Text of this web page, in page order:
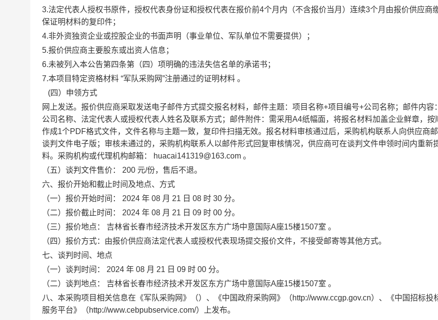
3.法定代表人授权书原件，授权代表身份证和授权代表在报价前4个月内（不含报价当月）连续3个月由报价供应商
保证明材料的复印件；
4.非外资独资企业或控股企业的书面声明 （事业单位、军队单位不需要提供）
；
5.报价供应商主要股东或出资人信息 ；
6.未被列入本公告第四条第（四）项明确的违法失信名单的承诺书 ；
7.本项目特定资格材料 “军队采购网”注册通过的证明材料 。
(四）申领方式
网上发送。报价供应商采取发送电子邮件方式提交报名材料，邮件主题：项目名称+项目编号+公司名称；邮件内容
公司名称、法定代表人或授权代表人姓名及联系方式； 邮件附件：需采用A4纸幅面，将报名材料加盖企业鲜章，按
作成1个PDF格式文件，文件名称与主题一致，复印件扫描无效。报名材料审核通过后，采购机构联系人向供应商
谈判文件电子版；审核未通过的，采购机构联系人以邮件形式回复审核情况，供应商可在谈判文件申领时间内重新
料。采购机构或代理机构邮箱： huacai141319@163.com 。
（五） 谈判 文件售价： 200 元/份，售后不退。
六、报价开始和截止时间及地点、方式
（一）报价开始时间： 2024 年 08 月 21 日 08 时 30 分。
（二）报价截止时间： 2024 年 08 月 21 日 09 时 00 分。
（三）报价地点： 吉林省长春市经济技术开发区东方广场中意国际A座15楼1507室 。
（四）报价方式：由报价供应商法定代表人或授权代表现场提交报价文件，不接受邮寄等其他方式。
七、谈判时间、地点
（一）谈判时间：
2024 年 08 月 21 日 09 时 00 分。
（二）谈判地点：
吉林省长春市经济技术开发区东方广场中意国际A座15楼1507室 。
八、 本采购项目相关信息在《军队采购网》（） 、《中国政府采购网 》 （http://www.ccgp.gov.cn）、《中国招标投
服务平台》（http://www.cebpubservice.com/）
上发布。